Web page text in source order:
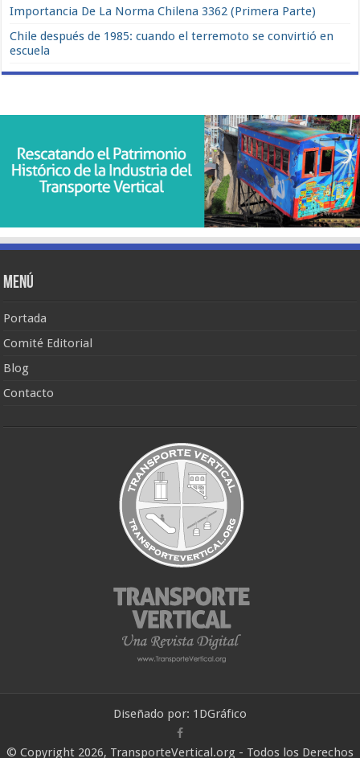
Importancia De La Norma Chilena 3362 (Primera Parte)
Chile después de 1985: cuando el terremoto se convirtió en
escuela
Menú
Portada
Comité Editorial
Blog
Contacto
Diseñado por: 1DGráfico
© Copyright 2026, TransporteVertical.org - Todos los Derechos